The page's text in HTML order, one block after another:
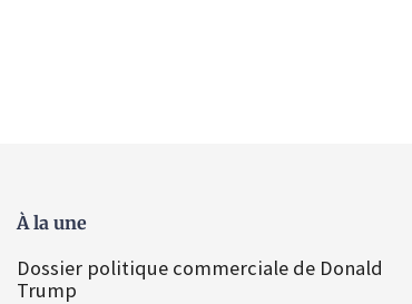
À la une
Dossier politique commerciale de Donald
Trump